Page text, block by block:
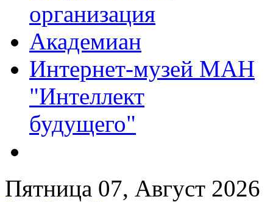
организация
Академиан
Интернет-музей МАН
"Интеллект
будущего"
Пятница 07, Август 2026